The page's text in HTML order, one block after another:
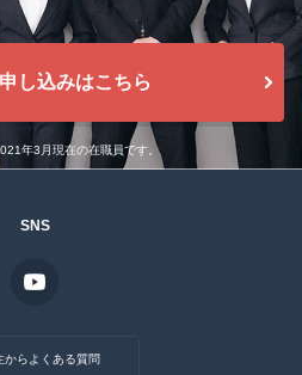
し込みはこちら
年3月現在の在職員です。
SNS
からよくある質問